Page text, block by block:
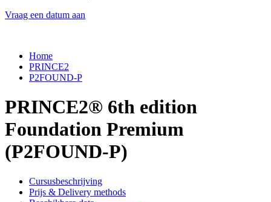
Vraag een datum aan
Home
PRINCE2
P2FOUND-P
PRINCE2® 6th edition
Foundation Premium
(P2FOUND-P)
Cursusbeschrijving
Prijs & Delivery methods